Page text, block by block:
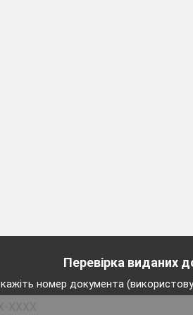
і всіх громадян
в майбутньому в
працювати;
розвивається
свої сили та бажання
Перевірка виданих
номер документа